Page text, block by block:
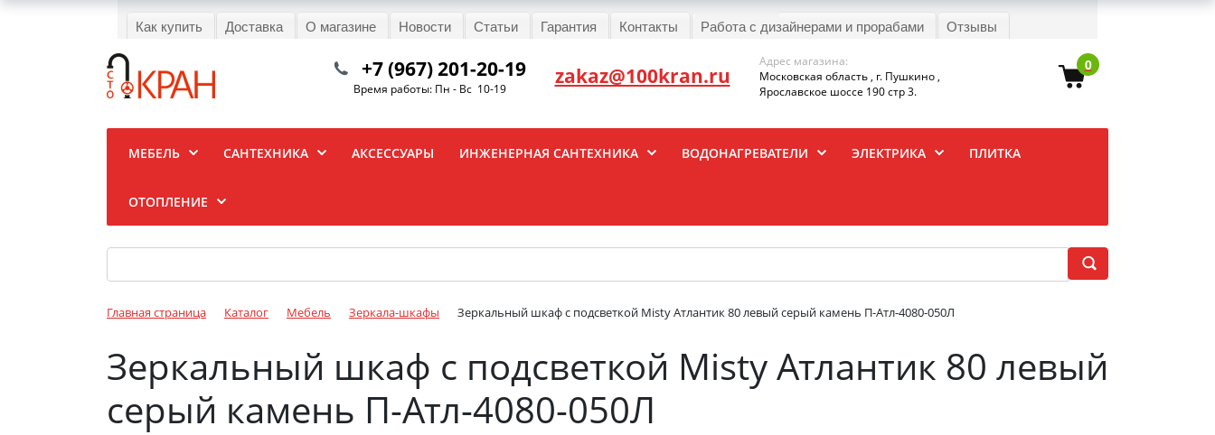
Как купить Доставка О магазине Новости Статьи Гарантия Контакты Работа с дизайнерами и прорабами Отзывы
0
+7 (967) 201-20-19
Время работы: Пн - Вс 10-19 zakaz@100kran.ru
Адрес магазина:
Московская область , г. Пушкино ,
Ярославское шоссе 190 стр 3.
МЕБЕЛЬ САНТЕХНИКА АКСЕССУАРЫ ИНЖЕНЕРНАЯ САНТЕХНИКА ВОДОНАГРЕВАТЕЛИ ЭЛЕКТРИКА ПЛИТКА
ОТОПЛЕНИЕ
Главная страница Каталог Мебель Зеркала-шкафы Зеркальный шкаф с подсветкой Misty Атлантик 80 левый серый камень П-Атл-4080-050Л
Зеркальный шкаф с подсветкой Misty Атлантик 80 левый
серый камень П-Атл-4080-050Л